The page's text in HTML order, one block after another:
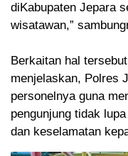
diKabupaten Jepara
wisatawan,”
Berkaitan hal
menjelaskan, Polres
personelnya guna
pengunjung tidak
dan keselamatan